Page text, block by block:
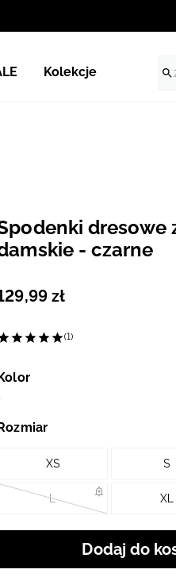
Kolekcje
dresowe
- czarne
,99 zł
(1)
XS S
L XL
Dodaj do